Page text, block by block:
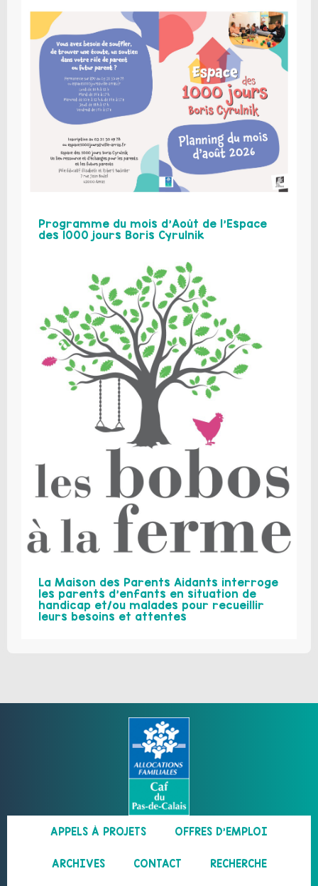
Programme du mois d’Août de l’Espace
des 1000 jours Boris Cyrulnik
La Maison des Parents Aidants interroge
les parents d’enfants en situation de
handicap et/ou malades pour recueillir
leurs besoins et attentes
APPELS À PROJETS OFFRES D’EMPLOI
ARCHIVES CONTACT RECHERCHE